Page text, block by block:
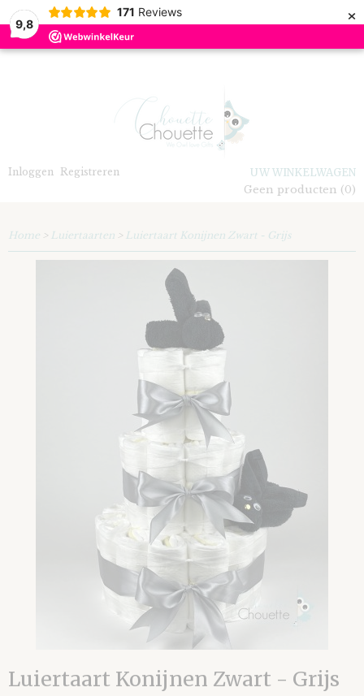
9,8
171 Reviews ×
Inloggen Registreren
UW WINKELWAGEN
Geen producten (0)
Home > Luiertaarten > Luiertaart Konijnen Zwart - Grijs
Luiertaart Konijnen Zwart - Grijs